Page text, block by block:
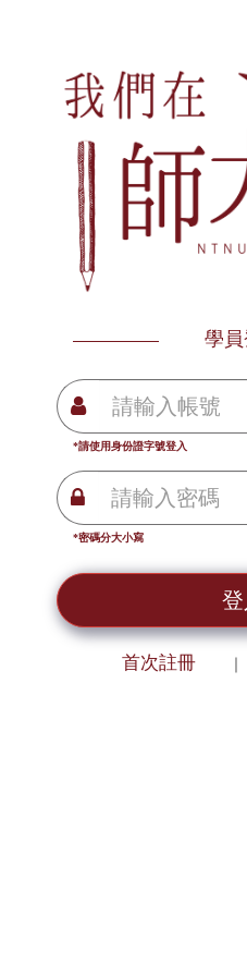
學員
*請使用身份證字號登入
*密碼分大小寫
登
首次註冊